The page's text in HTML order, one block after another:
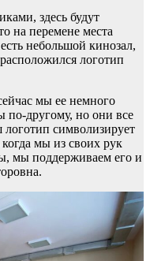
здесь будут
на перемене места
небольшой кинозал,
логотип
мы ее немного
по-другому, но они все
логотип символизирует
мы из своих рук
мы поддерживаем его и